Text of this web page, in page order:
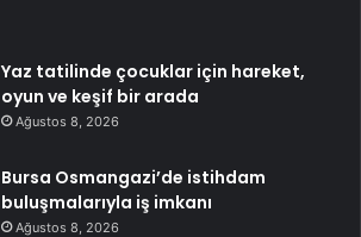
Yaz tatilinde çocuklar için hareket,
oyun ve keşif bir arada
Ağustos 8, 2026
Bursa Osmangazi’de istihdam
buluşmalarıyla iş imkanı
Ağustos 8, 2026